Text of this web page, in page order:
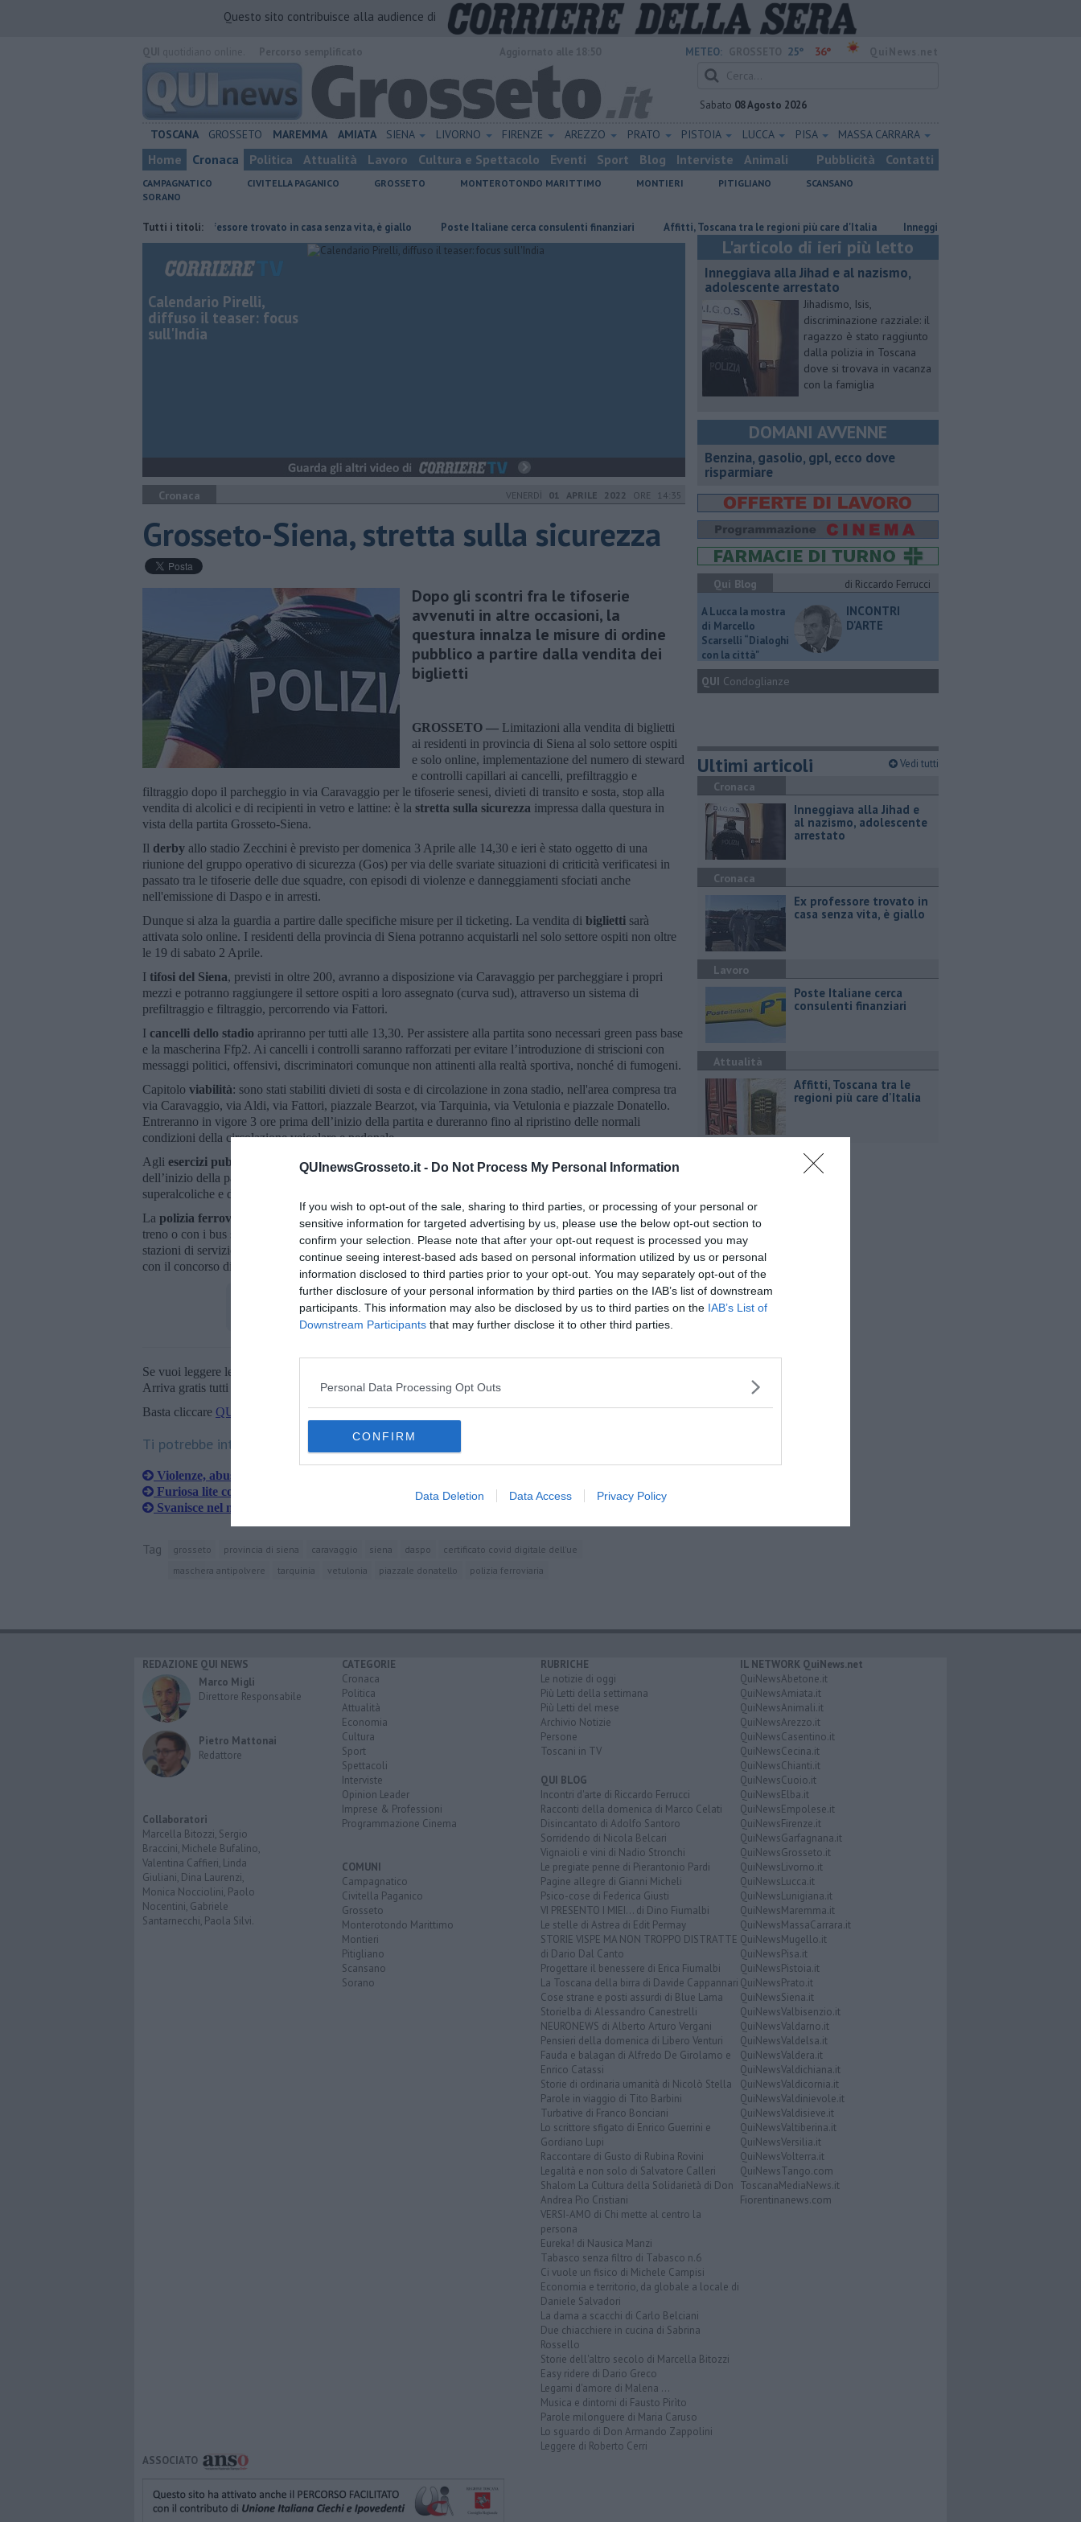
QUInewsGrosseto.it - Do Not Process My Personal Information
If you wish to opt-out of the sale, sharing to third parties, or processing of your personal or
sensitive information for targeted advertising by us, please use the below opt-out section to
confirm your selection. Please note that after your opt-out request is processed you may
continue seeing interest-based ads based on personal information utilized by us or personal
information disclosed to third parties prior to your opt-out. You may separately opt-out of the
further disclosure of your personal information by third parties on the IAB’s list of downstream
participants. This information may also be disclosed by us to third parties on the IAB’s List of
Downstream Participants that may further disclose it to other third parties.
Personal Data Processing Opt Outs
CONFIRM
Data Deletion Data Access Privacy Policy
Questo sito contribuisce alla audience di
METEO: 25° 36°
Sabato 08 Agosto 2026
TOSCANA GROSSETO MAREMMA AMIATA SIENA LIVORNO FIRENZE AREZZO PRATO PISTOIA LUCCA PISA MASSA CARRARA
Home Cronaca Politica Attualità Lavoro Cultura e Spettacolo Eventi Sport Blog Interviste Animali Pubblicità Contatti
CAMPAGNATICO CIVITELLA PAGANICO GROSSETO MONTEROTONDO MARITTIMO MONTIERI PITIGLIANO
SCANSANO
SORANO
Tutti i titoli:
Ex professore trovato in casa senza vita, è giallo Poste Italiane cerca consulenti finanziari Affitti, Toscana tra le regioni più care d'Italia Inneggiava alla Jihad e al nazismo,
Calendario Pirelli,
diffuso il teaser: focus
sull'India
Cronaca VENERDÌ 01 APRILE 2022 ORE 14:35
Grosseto-Siena, stretta sulla sicurezza
Dopo gli scontri fra le tifoserie
avvenuti in altre occasioni, la
questura innalza le misure di ordine
pubblico a partire dalla vendita dei
biglietti
GROSSETO — Limitazioni alla vendita di biglietti
ai residenti in provincia di Siena al solo settore ospiti
e solo online, implementazione del numero di steward
e controlli capillari ai cancelli, prefiltraggio e
filtraggio dopo il parcheggio in via Caravaggio per le tifoserie senesi, divieti di transito e sosta, stop alla
vendita di alcolici e di recipienti in vetro e lattine: è la stretta sulla sicurezza impressa dalla questura in
vista della partita Grosseto-Siena.
Il derby allo stadio Zecchini è previsto per domenica 3 Aprile alle 14,30 e ieri è stato oggetto di una
riunione del gruppo operativo di sicurezza (Gos) per via delle svariate situazioni di criticità verificatesi in
passato tra le tifoserie delle due squadre, con episodi di violenze e danneggiamenti sfociati anche
nell'emissione di Daspo e in arresti.
Dunque si alza la guardia a partire dalle specifiche misure per il ticketing. La vendita di biglietti sarà
attivata solo online. I residenti della provincia di Siena potranno acquistarli nel solo settore ospiti non oltre
le 19 di sabato 2 Aprile.
I tifosi del Siena, previsti in oltre 200, avranno a disposizione via Caravaggio per parcheggiare i propri
mezzi e potranno raggiungere il settore ospiti a loro assegnato (curva sud), attraverso un sistema di
prefiltraggio e filtraggio, percorrendo via Fattori.
I cancelli dello stadio apriranno per tutti alle 13,30. Per assistere alla partita sono necessari green pass base
e la mascherina Ffp2. Ai cancelli i controlli saranno rafforzati per evitare l’introduzione di striscioni con
messaggi politici, offensivi, discriminatori comunque non attinenti alla realtà sportiva, nonché di fumogeni.
Capitolo viabilità: sono stati stabiliti divieti di sosta e di circolazione in zona stadio, nell'area compresa tra
via Caravaggio, via Aldi, via Fattori, piazzale Bearzot, via Tarquinia, via Vetulonia e piazzale Donatello.
Entreranno in vigore 3 ore prima dell’inizio della partita e dureranno fino al ripristino delle normali
condizioni della circolazione veicolare e pedonale.
Agli esercizi pubblici
nelle vicinanze dello stadio sarà inoltre vietata, a partire da un’ora e mezzo prima
dell’inizio della partita e fino ad un’ora dopo, la vendita e la somministrazione di bevande alcoliche o
superalcoliche e di altro genere contenute in recipienti di vetro o metallo.
La polizia ferroviaria
è stata allertata per l'arrivo di eventuali tifosi senesi che raggiungeranno Grosseto in
treno o con i bus sostitutivi, mentre agenti della polizia stradale pattuglieranno la Statale 223 Senese e le
stazioni di servizio per accompagnare i tifosi senesi lungo un percorso dedicato e adeguatamente vigilato
con il concorso di tutte le forze di polizia.
Se vuoi leggere le notizie principali della Toscana iscriviti alla
Arriva gratis tutti i giorni alle 20:00 direttamente nella tua casella di posta.
Basta cliccare QUI
Ti potrebbe interessare anche:
Violenze, abusi, la questura l'espelle dall'Italia
Furiosa lite col fidanzato e lei chiama la polizia
Svanisce nel nulla e la ritrovano priva di vita
Tag grosseto provincia di siena caravaggio siena daspo
certificato covid digitale dell'ue
maschera antipolvere
tarquinia vetulonia piazzale donatello polizia ferroviaria
L'articolo di ieri più letto
Inneggiava alla Jihad e al nazismo,
adolescente arrestato
Jihadismo, Isis,
discriminazione razziale: il
ragazzo è stato raggiunto
dalla polizia in Toscana
dove si trovava in vacanza
con la famiglia
DOMANI AVVENNE
​Benzina, gasolio, gpl, ecco dove
risparmiare
Qui Blog
di Riccardo Ferrucci
A Lucca la mostra
di Marcello
Scarselli “Dialoghi
con la città"
INCONTRI
D'ARTE
QUI Condoglianze
Ultimi articoli Vedi tutti
Cronaca
Inneggiava alla Jihad e
al nazismo, adolescente
arrestato
Cronaca
Ex professore trovato in
casa senza vita, è giallo
Lavoro
Poste Italiane cerca
consulenti finanziari
Attualità
Affitti, Toscana tra le
regioni più care d'Italia
REDAZIONE QUI NEWS
Marco Migli
Direttore Responsabile
Pietro Mattonai
Redattore
Collaboratori
Marcella Bitozzi, Sergio
Braccini, Michele Bufalino,
Valentina Caffieri, Linda
Giuliani, Dina Laurenzi,
Monica Nocciolini, Paolo
Nocentini, Gabriele
Santarnecchi, Paola Silvi.
CATEGORIE
Cronaca
Politica
Attualità
Economia
Cultura
Sport
Spettacoli
Interviste
Opinion Leader
Imprese & Professioni
Programmazione Cinema
COMUNI
Campagnatico
Civitella Paganico
Grosseto
Monterotondo Marittimo
Montieri
Pitigliano
Scansano
Sorano
RUBRICHE
Le notizie di oggi
Più Letti della settimana
Più Letti del mese
Archivio Notizie
Persone
Toscani in TV
QUI BLOG
Incontri d'arte di Riccardo Ferrucci
Racconti della domenica di Marco Celati
Disincantato di Adolfo Santoro
Sorridendo di Nicola Belcari
Vignaioli e vini di Nadio Stronchi
Le pregiate penne di Pierantonio Pardi
Pagine allegre di Gianni Micheli
Psico-cose di Federica Giusti
VI PRESENTO I MIEI... di Dino Fiumalbi
Le stelle di Astrea di Edit Permay
STORIE VISPE MA NON TROPPO DISTRATTE
di Dario Dal Canto
Progettare il benessere di Erica Fiumalbi
La Toscana della birra di Davide Cappannari
Cose strane e posti assurdi di Blue Lama
Storielba di Alessandro Canestrelli
NEURONEWS di Alberto Arturo Vergani
Pensieri della domenica di Libero Venturi
Fauda e balagan di Alfredo De Girolamo e
Enrico Catassi
Storie di ordinaria umanità di Nicolò Stella
Parole in viaggio di Tito Barbini
Turbative di Franco Bonciani
Lo scrittore sfigato di Enrico Guerrini e
Gordiano Lupi
Raccontare di Gusto di Rubina Rovini
Legalità e non solo di Salvatore Calleri
Shalom La Cultura della Solidarietà di Don
Andrea Pio Cristiani
VERSI-AMO di Chi mette al centro la
persona
Eureka! di Nausica Manzi
Tabasco senza filtro di Tabasco n.6
Ci vuole un fisico di Michele Campisi
Economia e territorio, da globale a locale di
Daniele Salvadori
La dama a scacchi di Carlo Belciani
Due chiacchiere in cucina di Sabrina
Rossello
Storie dell'altro secolo di Marcella Bitozzi
Easy ridere di Dario Greco
Legami d'amore di Malena ...
Musica e dintorni di Fausto Pirìto
Parole milonguere di Maria Caruso
Lo sguardo di Don Armando Zappolini
Leggere di Roberto Cerri
IL NETWORK QuiNews.net
QuiNewsAbetone.it
QuiNewsAmiata.it
QuiNewsAnimali.it
QuiNewsArezzo.it
QuiNewsCasentino.it
QuiNewsCecina.it
QuiNewsChianti.it
QuiNewsCuoio.it
QuiNewsElba.it
QuiNewsEmpolese.it
QuiNewsFirenze.it
QuiNewsGarfagnana.it
QuiNewsGrosseto.it
QuiNewsLivorno.it
QuiNewsLucca.it
QuiNewsLunigiana.it
QuiNewsMaremma.it
QuiNewsMassaCarrara.it
QuiNewsMugello.it
QuiNewsPisa.it
QuiNewsPistoia.it
QuiNewsPrato.it
QuiNewsSiena.it
QuiNewsValbisenzio.it
QuiNewsValdarno.it
QuiNewsValdelsa.it
QuiNewsValdera.it
QuiNewsValdichiana.it
QuiNewsValdicornia.it
QuiNewsValdinievole.it
QuiNewsValdisieve.it
QuiNewsValtiberina.it
QuiNewsVersilia.it
QuiNewsVolterra.it
QuiNewsTango.com
ToscanaMediaNews.it
Fiorentinanews.com
ASSOCIATO